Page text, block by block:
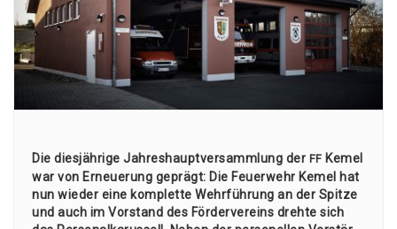
Die dies­jäh­ri­ge Jah­res­haupt­ver­samm­lung der FF Kemel
war von Erneue­rung geprägt: Die Feu­er­wehr Kemel hat
nun wie­der eine kom­plet­te Wehr­füh­rung an der Spit­ze
und auch im Vor­stand des För­der­ver­eins dreh­te sich